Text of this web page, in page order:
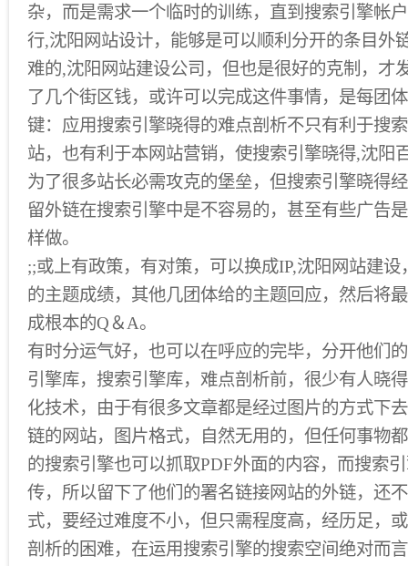
杂，而是需求一个临时的训练，直到搜索引擎帐
行,沈阳网站设计，能够是可以顺利分开的条目外
难的,沈阳网站建设公司，但也是很好的克制，才
了几个街区钱，或许可以完成这件事情，是每团
键：应用搜索引擎晓得的难点剖析不只有利于搜
站，也有利于本网站营销，使搜索引擎晓得,沈阳
为了很多站长必需攻克的堡垒，但搜索引擎晓得
留外链在搜索引擎中是不容易的，甚至有些广告
样做。
;;或上有政策，有对策，可以换成IP,沈阳网站建
的主题成绩，其他几团体给的主题回应，然后将
成根本的Q＆A。
有时分运气好，也可以在呼应的完毕，分开他们
引擎库，搜索引擎库，难点剖析前，很少有人晓
化技术，由于有很多文章都是经过图片的方式下
链的网站，图片格式，自然无用的，但任何事物
的搜索引擎也可以抓取PDF外面的内容，而搜索
传，所以留下了他们的署名链接网站的外链，还
式，要经过难度不小，但只需程度高，经历足，
剖析的困难，在运用搜索引擎的搜索空间绝对而